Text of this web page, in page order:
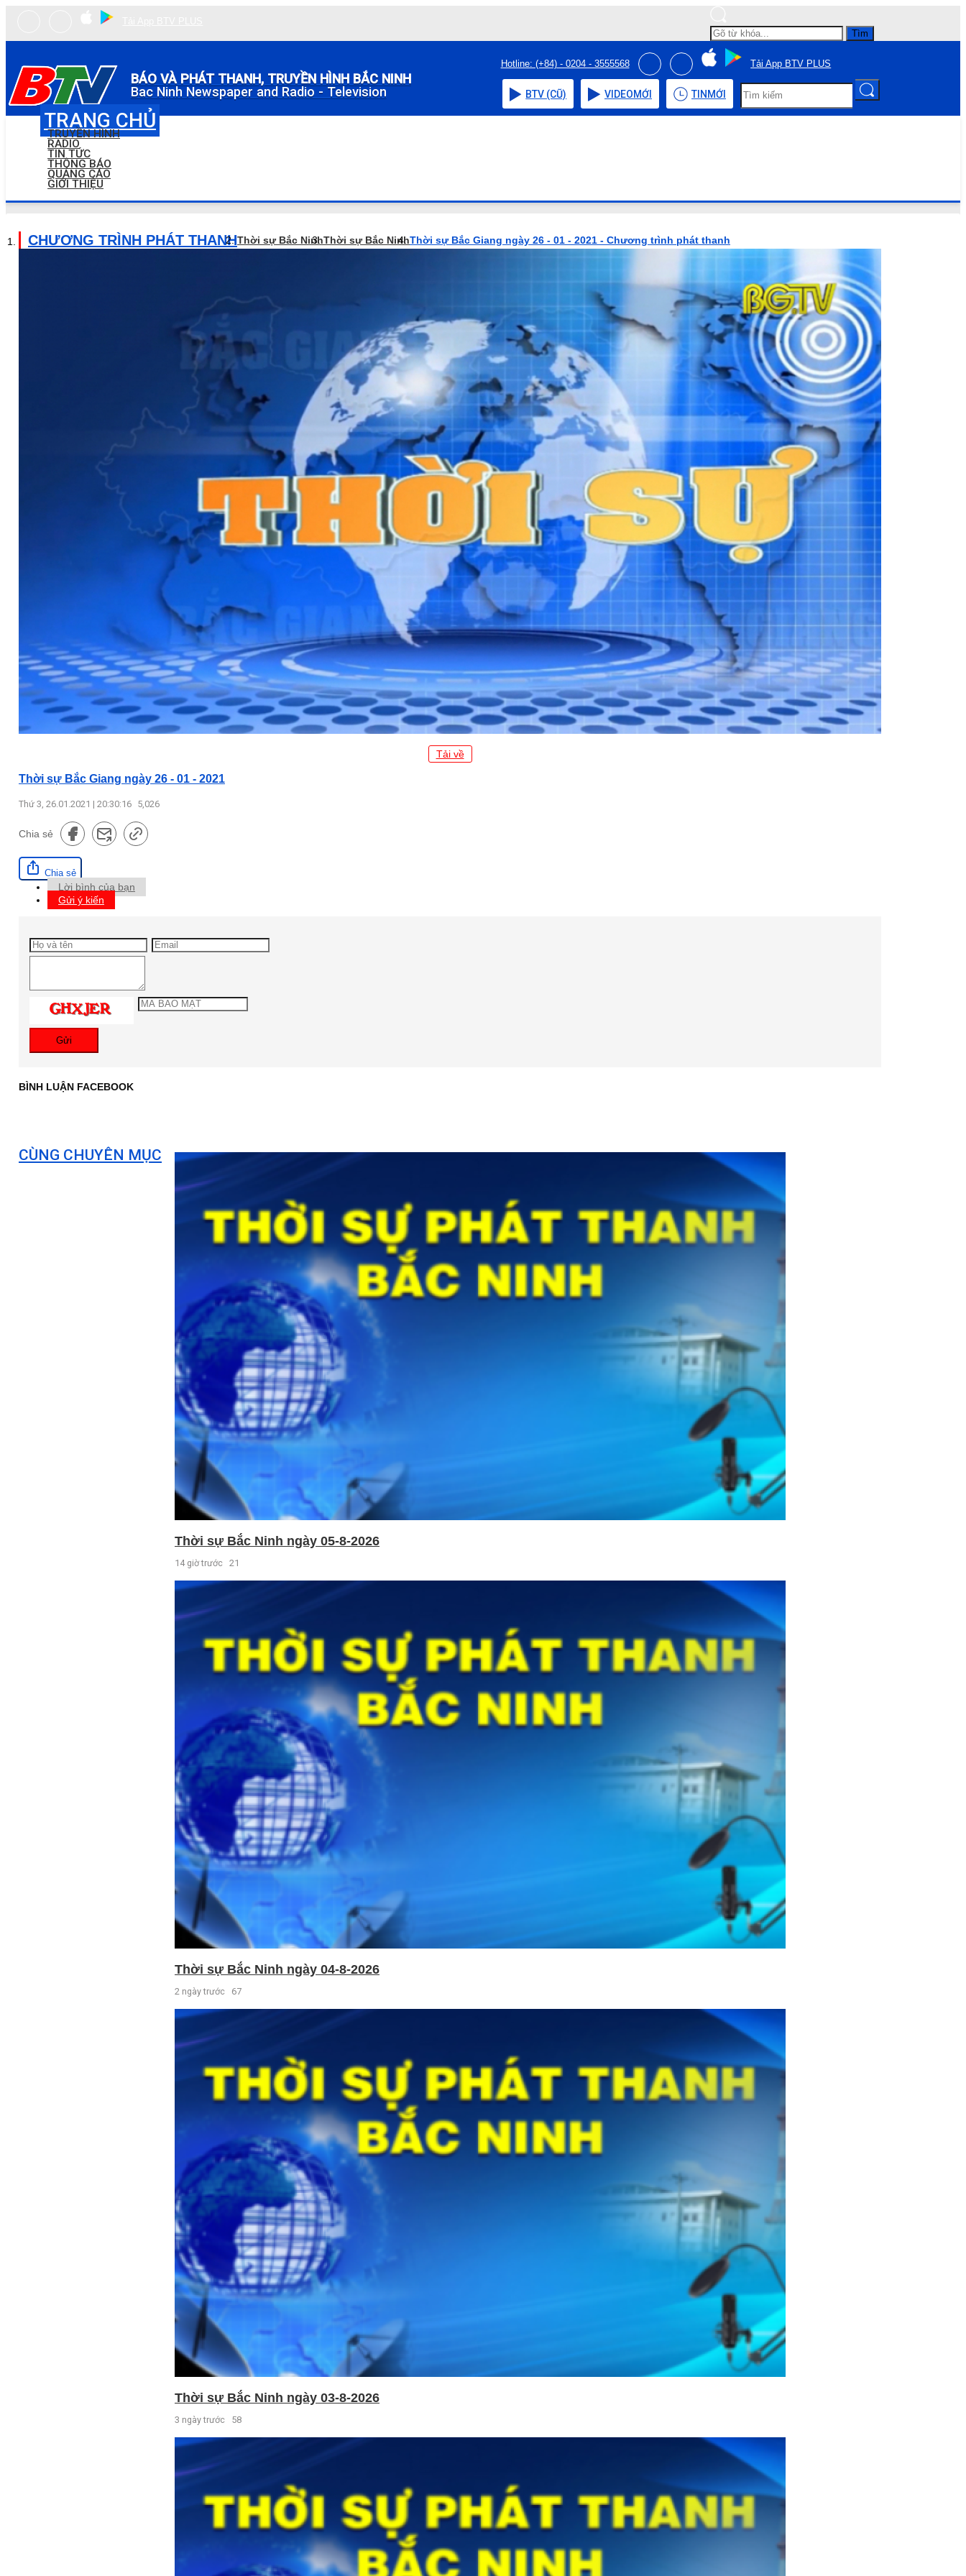
Tìm
BÁO VÀ PHÁT THANH, TRUYỀN HÌNH BẮC NINH
Bac Ninh Newspaper and Radio - Television
Hotline: (+84) - 0204 - 3555568 Tải App BTV PLUS
BTV (CŨ) VIDEOMỚI TIN MỚI
TRANG CHỦ
TRUYỀN HÌNH
RADIO
TIN TỨC
THÔNG BÁO
QUẢNG CÁO
GIỚI THIỆU
CHƯƠNG TRÌNH PHÁT THANHThời sự Bắc NinhThời sự Bắc NinhThời sự Bắc Giang ngày 26 - 01 - 2021 - Chương trình phát thanh
Tải về
Thời sự Bắc Giang ngày 26 - 01 - 2021
Thứ 3, 26.01.2021 | 20:30:16 5,026
Chia sẻ
Chia sẻ
Lời bình của bạn
Gửi ý kiến
Gửi
BÌNH LUẬN FACEBOOK
CÙNG CHUYÊN MỤC
Thời sự Bắc Ninh ngày 05-8-2026
14 giờ trước 21
Thời sự Bắc Ninh ngày 04-8-2026
2 ngày trước 67
Thời sự Bắc Ninh ngày 03-8-2026
3 ngày trước 58